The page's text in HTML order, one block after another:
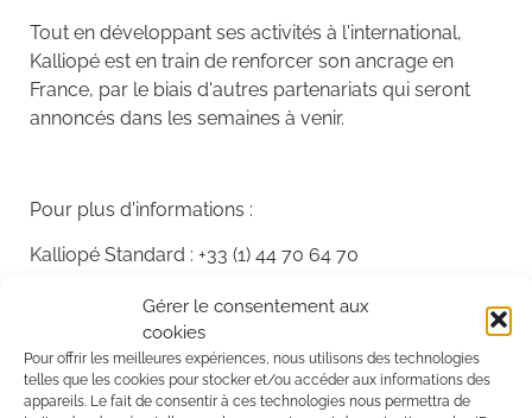
Gérer le consentement aux
cookies
Pour offrir les meilleures expériences, nous utilisons des technologies
telles que les cookies pour stocker et/ou accéder aux informations des
appareils. Le fait de consentir à ces technologies nous permettra de
Tout en développant ses activités à l'international,
Kalliopé est en train de renforcer son ancrage en
France, par le biais d'autres partenariats qui seront
annoncés dans les semaines à venir.
Pour plus d'informations :
Kalliopé Standard : +33 (1) 44 70 64 70
contact@kalliope-law.com
www.kalliope-law.com
www.kalliope-blog.com